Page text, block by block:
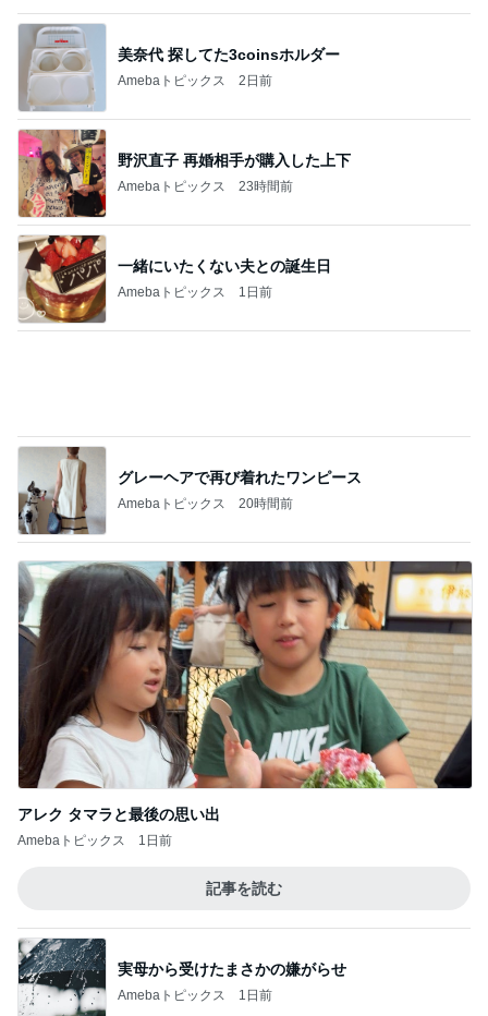
美奈代 探してた3coinsホルダー
Amebaトピックス 2日前
野沢直子 再婚相手が購入した上下
Amebaトピックス 23時間前
一緒にいたくない夫との誕生日
Amebaトピックス 1日前
グレーヘアで再び着れたワンピース
Amebaトピックス 20時間前
アレク タマラと最後の思い出
Amebaトピックス 1日前
記事を読む
実母から受けたまさかの嫌がらせ
Amebaトピックス 1日前